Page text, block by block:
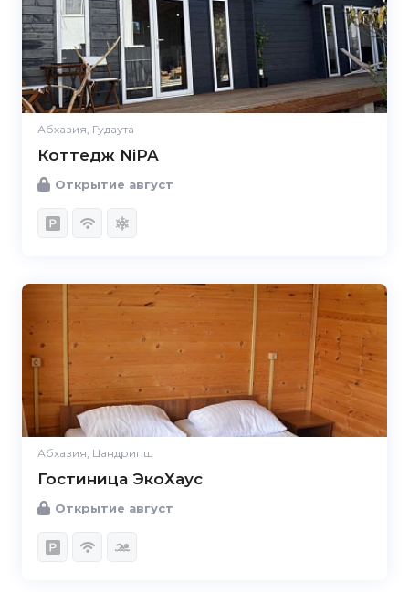
Абхазия, Гудаута
Коттедж NiPA
Открытие август
Абхазия, Цандрипш
Гостиница ЭкоХаус
Открытие август